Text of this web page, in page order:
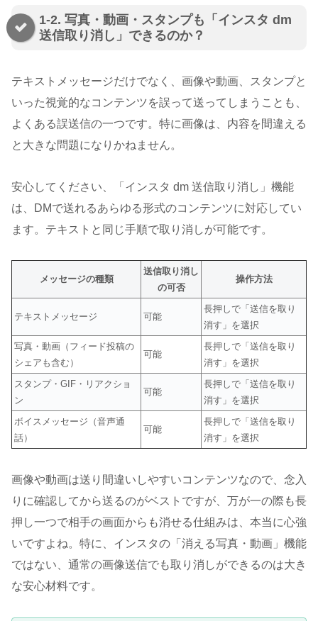
1-2. 写真・動画・スタンプも「インスタ dm
送信取り消し」できるのか？
テキストメッセージだけでなく、画像や動画、スタンプと
いった視覚的なコンテンツを誤って送ってしまうことも、
よくある誤送信の一つです。特に画像は、内容を間違える
と大きな問題になりかねません。
安心してください、「インスタ dm 送信取り消し」機能
は、DMで送れるあらゆる形式のコンテンツに対応してい
ます。テキストと同じ手順で取り消しが可能です。
メッセージの種類
送信取り消し
の可否
操作方法
テキストメッセージ 可能
長押しで「送信を取り
消す」を選択
写真・動画（フィード投稿の
シェアも含む）
可能
長押しで「送信を取り
消す」を選択
スタンプ・GIF・リアクショ
ン
可能
長押しで「送信を取り
消す」を選択
ボイスメッセージ（音声通
話）
可能
長押しで「送信を取り
消す」を選択
画像や動画は送り間違いしやすいコンテンツなので、念入
りに確認してから送るのがベストですが、万が一の際も長
押し一つで相手の画面からも消せる仕組みは、本当に心強
いですよね。特に、インスタの「消える写真・動画」機能
ではない、通常の画像送信でも取り消しができるのは大き
な安心材料です。